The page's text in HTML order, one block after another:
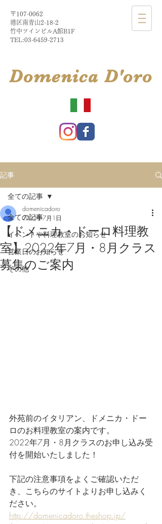
〒107-0062
港区南青山2-18-2​
​竹中ツインビルA館B1F
TEL:03-6459-2713
​DomenicaD'oro
記事
全ての記事
イベントや料理教室のお知らせ
営業日のお知らせ
その他
全ての記事
【ドメニカ・ドーロ料理教
室】2022年7月・8月クラス
募集のご案内
domenicadoro
2022年7月1日
外苑前のイタリアン、ドメニカ・ドー
ロのお料理教室の案内です。
2022年7月・8月クラスのお申し込み受
付を開始いたしました！
下記の注意事項をよくご確認いただ
き、こちらのサイトよりお申し込みく
ださい。
http://domenicadoro.theshop.jp/